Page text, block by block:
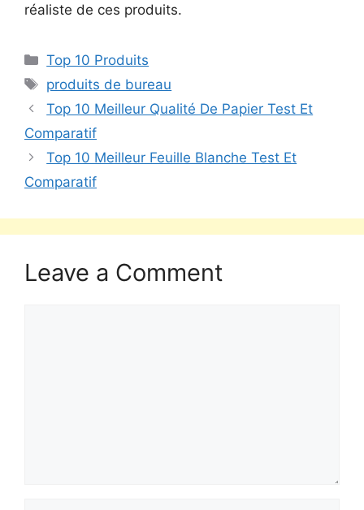
réaliste de ces produits.
Top 10 Produits
produits de bureau
Top 10 Meilleur Qualité De Papier Test Et
Comparatif
Top 10 Meilleur Feuille Blanche Test Et
Comparatif
Leave a Comment